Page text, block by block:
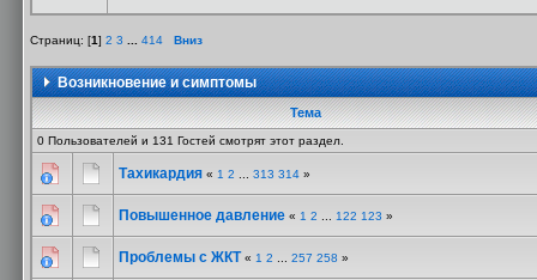
Страниц: [1] 2 3 414 Вниз
Возникновение и симптомы
Тема
0 Пользователей и 131 Гостей смотрят этот раздел.
Тахикардия « 1 2 313 314 »
Повышенное давление « 1 2 122 123 »
Проблемы с ЖКТ « 1 2 257 258 »